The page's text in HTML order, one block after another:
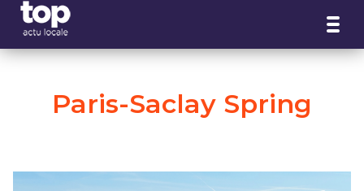
Paris-Saclay Spring
Panneau de gestion des cookies